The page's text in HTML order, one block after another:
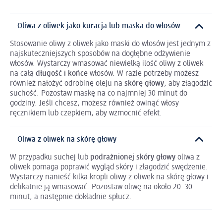
Oliwa z oliwek jako kuracja lub maska do włosów
Stosowanie oliwy z oliwek jako maski do włosów jest jednym z
najskuteczniejszych sposobów na dogłębne odżywienie
włosów. Wystarczy wmasować niewielką ilość oliwy z oliwek
na całą długość i końce włosów. W razie potrzeby możesz
również nałożyć odrobinę oleju na skórę głowy, aby złagodzić
suchość. Pozostaw maskę na co najmniej 30 minut do
godziny. Jeśli chcesz, możesz również owinąć włosy
ręcznikiem lub czepkiem, aby wzmocnić efekt.
Oliwa z oliwek na skórę głowy
W przypadku suchej lub podrażnionej skóry głowy oliwa z
oliwek pomaga poprawić wygląd skóry i złagodzić swędzenie.
Wystarczy nanieść kilka kropli oliwy z oliwek na skórę głowy i
delikatnie ją wmasować. Pozostaw oliwę na około 20–30
minut, a następnie dokładnie spłucz.